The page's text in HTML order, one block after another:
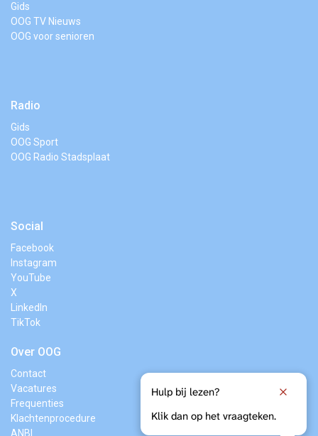
Gids
OOG TV Nieuws
OOG voor senioren
Radio
Gids
OOG Sport
OOG Radio Stadsplaat
Social
Facebook
Instagram
YouTube
X
LinkedIn
TikTok
Over OOG
Contact
Vacatures
Frequenties
Klachtenprocedure
ANBI
Hulp bij lezen?
Klik dan op het vraagteken.